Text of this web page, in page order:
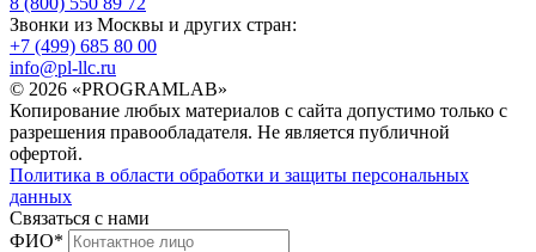
Звонки из Москвы и других стран:
+7 (499) 685 80 00
info@pl-llc.ru
© 2026 «PROGRAMLAB»
Копирование любых материалов с сайта допустимо только с
разрешения правообладателя. Не является публичной
офертой.
Политика в области обработки и защиты персональных
данных
Связаться с нами
ФИО*